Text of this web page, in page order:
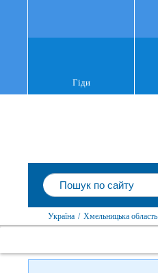
Гіди
Україна / Хмельницька область